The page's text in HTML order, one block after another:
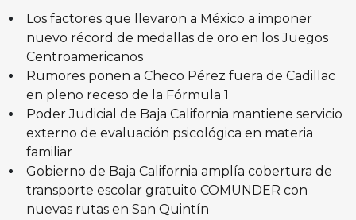
Los factores que llevaron a México a imponer
nuevo récord de medallas de oro en los Juegos
Centroamericanos
Rumores ponen a Checo Pérez fuera de Cadillac
en pleno receso de la Fórmula 1
Poder Judicial de Baja California mantiene servicio
externo de evaluación psicológica en materia
familiar
Gobierno de Baja California amplía cobertura de
transporte escolar gratuito COMUNDER con
nuevas rutas en San Quintín